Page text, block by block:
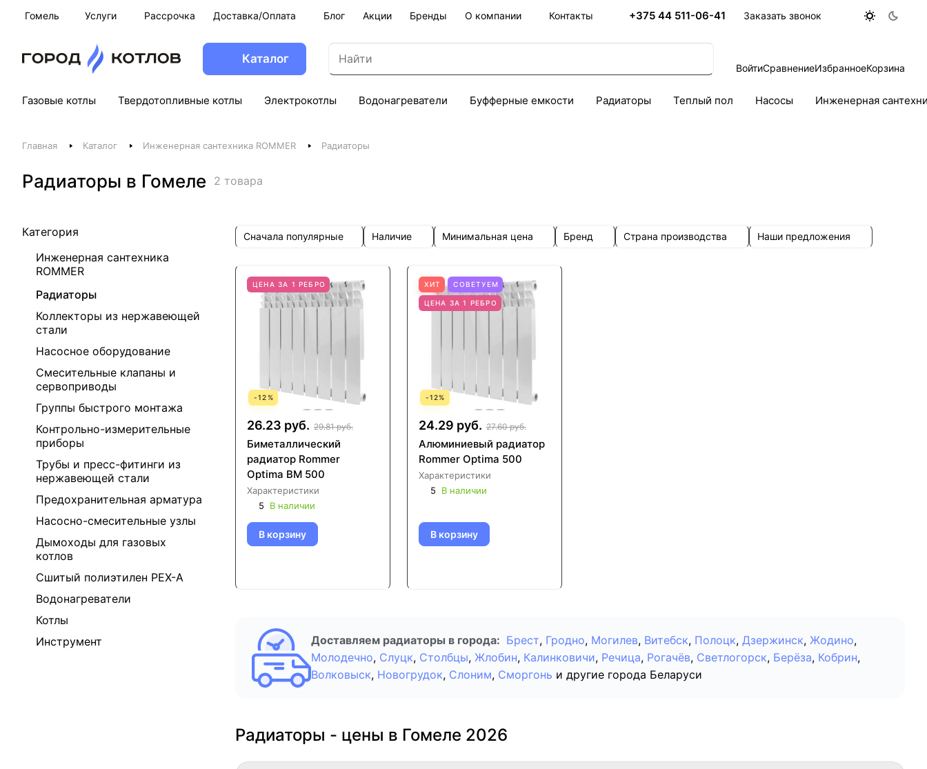
Гомель Услуги Рассрочка Доставка/Оплата Блог Акции Бренды О компании Контакты +375 44 511-06-41 Заказать звонок
Каталог
ВойтиСравнениеИзбранноеКорзина
Газовые котлы Твердотопливные котлы Электрокотлы Водонагреватели Буфферные емкости Радиаторы Теплый пол Насосы Инженерная
Главная Каталог Инженерная сантехника ROMMER Радиаторы
Радиаторы в Гомеле 2 товара
Категория
Инженерная сантехника
ROMMER
Радиаторы
Коллекторы из нержавеющей
стали
Насосное оборудование
Смесительные клапаны и
сервоприводы
Группы быстрого монтажа
Контрольно-измерительные
приборы
Трубы и пресс-фитинги из
нержавеющей стали
Предохранительная арматура
Насосно-смесительные узлы
Дымоходы для газовых
котлов
Сшитый полиэтилен PEX-A
Водонагреватели
Котлы
Инструмент
Сначала популярные Наличие Минимальная цена Бренд Страна производства Наши предложения
ЦЕНА ЗА 1 РЕБРО
-12%
26.23 руб. 29.81 руб.
Биметаллический
радиатор Rommer
Optima BM 500
Характеристики
5
В наличии
В корзину
ХИТ СОВЕТУЕМ
ЦЕНА ЗА 1 РЕБРО
-12%
24.29 руб. 27.60 руб.
Алюминиевый радиатор
Rommer Optima 500
Характеристики
5
В наличии
В корзину
Доставляем радиаторы в города: Брест, Гродно, Могилев, Витебск, Полоцк, Дзержинск, Жодино,
Молодечно, Слуцк, Столбцы, Жлобин, Калинковичи, Речица, Рогачёв, Светлогорск, Берёза, Кобрин,
Волковыск, Новогрудок, Слоним, Сморгонь и другие города Беларуси
Радиаторы - цены в Гомеле 2026